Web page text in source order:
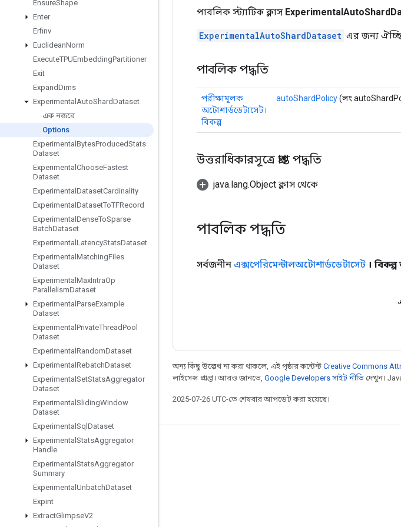
EnsureShape
Enter
Erfinv
EuclideanNorm
ExecuteTPUEmbeddingPartitioner
Exit
ExpandDims
Experimental AutoShardDataset
এক নজরে
Options
Experimental BytesProducedStats
Dataset
Experimental ChooseFastest
Dataset
Experimental DatasetCardinality
Experimental DatasetToTFRecord
Experimental DenseToSparse
BatchDataset
Experimental LatencyStatsDataset
Experimental MatchingFiles
Dataset
Experimental MaxIntraOp
ParallelismDataset
Experimental ParseExample
Dataset
Experimental PrivateThreadPool
Dataset
Experimental RandomDataset
Experimental RebatchDataset
Experimental SetStatsAggregator
Dataset
Experimental SlidingWindow
Dataset
Experimental Sql Dataset
Experimental StatsAggregator
Handle
Experimental StatsAggregator
Summary
Experimental UnbatchDataset
Expint
ExtractGlimpseV2
পাবলিক স্ট্যাটিক ক্লাস
ExperimentalAutoShardDataset এর জন্য
পাবলিক পদ্ধতি
পরীক্ষামূলক
অটোশার্ডডেটাসেট।
বিকল্প
autoShardPolicy(লং
উত্তরাধিকারসূত্রে প্রাপ্ত পদ্ধতি
java.lang.Object ক্লাস থেকে
পাবলিক পদ্ধতি
সর্বজনীন এক্সপেরিমেন্টালঅটোশার্ডডেটাসেট ।
অন্য কিছু উল্লেখ না করা থাকলে, এই পৃষ্ঠার কন্টেন্ট Creative Commons
লাইসেন্স প্রাপ্ত। আরও জানতে, Google Developers সাইট নীতি দেখুন।
2025-07-26 UTC-তে শেষবার আপডেট করা হয়েছে।
সবসময় যুক্ত থাকুন
ফোরাম
GitHub